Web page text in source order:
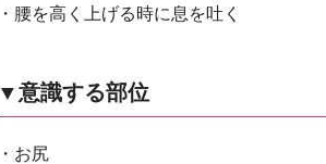
・腰を高く上げる時に息を吐く
▼意識する部位
・お尻